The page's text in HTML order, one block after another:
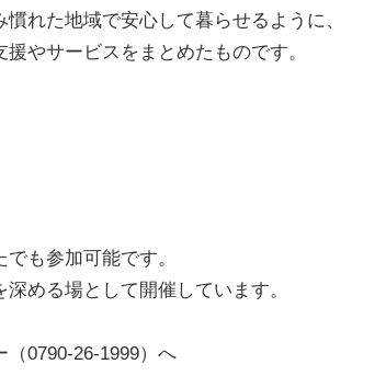
れた地域で安心して暮らせるように、
やサービスをまとめたものです。
も参加可能です。
場として開催しています。
26-1999）へ